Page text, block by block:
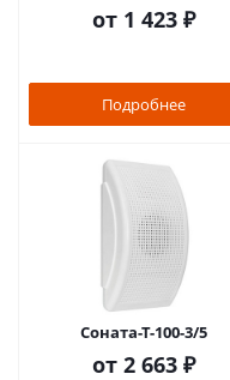
от 1 423 ₽
Подробнее
Соната-Т-100-3/5
от 2 663 ₽